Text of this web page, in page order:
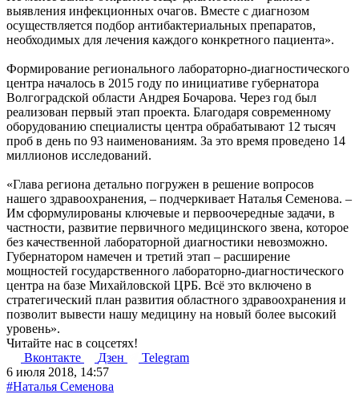
выявления инфекционных очагов. Вместе с диагнозом
осуществляется подбор антибактериальных препаратов,
необходимых для лечения каждого конкретного пациента».
Формирование регионального лабораторно-диагностического
центра началось в 2015 году по инициативе губернатора
Волгоградской области Андрея Бочарова. Через год был
реализован первый этап проекта. Благодаря современному
оборудованию специалисты центра обрабатывают 12 тысяч
проб в день по 93 наименованиям. За это время проведено 14
миллионов исследований.
«Глава региона детально погружен в решение вопросов
нашего здравоохранения, – подчеркивает Наталья Семенова. –
Им сформулированы ключевые и первоочередные задачи, в
частности, развитие первичного медицинского звена, которое
без качественной лабораторной диагностики невозможно.
Губернатором намечен и третий этап – расширение
мощностей государственного лабораторно-диагностического
центра на базе Михайловской ЦРБ. Всё это включено в
стратегический план развития областного здравоохранения и
позволит вывести нашу медицину на новый более высокий
уровень».
Читайте нас в соцсетях!
Вконтакте
Дзен
Telegram
6 июля 2018, 14:57
#Наталья Семенова